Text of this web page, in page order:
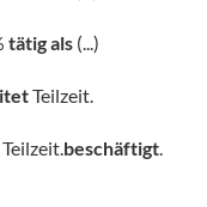
tätig als (...)
Teilzeit.
beschäftigt.